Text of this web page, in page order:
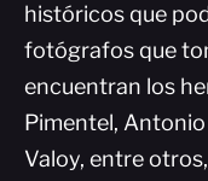
históricos que
fotógrafos que
encuentran los
Pimentel,
Valoy, entre